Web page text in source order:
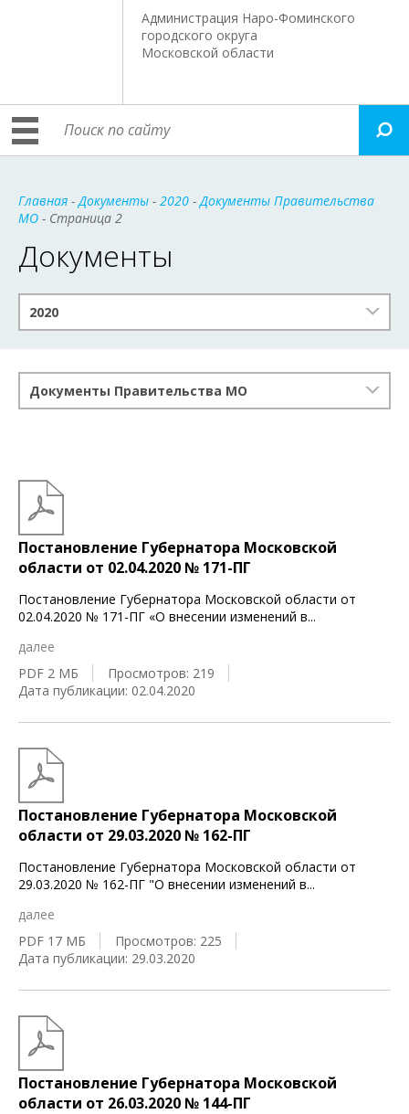
Администрация Наро-Фоминского
городского округа
Московской области
Главная -Документы - 2020 -Документы Правительства
МО - Страница 2
Документы
2020
Документы Правительства МО
Постановление Губернатора Московской
области от 02.04.2020 № 171-ПГ
Постановление Губернатора Московской области от
02.04.2020 № 171-ПГ «О внесении изменений в...
далее
PDF 2 МБ
Просмотров: 219
Дата публикации: 02.04.2020
Постановление Губернатора Московской
области от 29.03.2020 № 162-ПГ
Постановление Губернатора Московской области от
29.03.2020 № 162-ПГ "О внесении изменений в...
далее
PDF 17 МБ
Просмотров: 225
Дата публикации: 29.03.2020
Постановление Губернатора Московской
области от 26.03.2020 № 144-ПГ